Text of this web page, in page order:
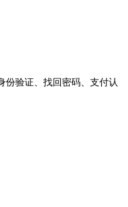
份验证、找回密码、支付认